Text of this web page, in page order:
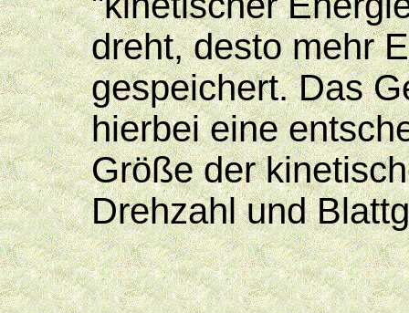
dreht, desto mehr
gespeichert. Das
hierbei eine
Größe der
Drehzahl und